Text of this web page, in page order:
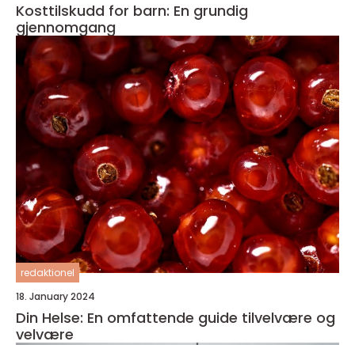
Kosttilskudd for barn: En grundig
gjennomgang
redaktionel
18. January 2024
Din Helse: En omfattende guide tilvelvære og
velvære